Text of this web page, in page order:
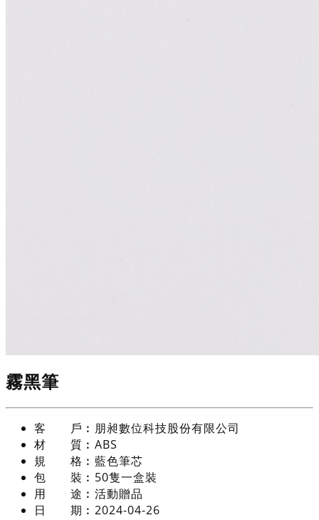
霧黑筆
客 戶︰ 朋昶數位科技股份有限公司
材 質︰ ABS
規 格︰ 藍色筆芯
包 裝︰ 50隻一盒裝
用 途︰ 活動贈品
日 期︰ 2024-04-26